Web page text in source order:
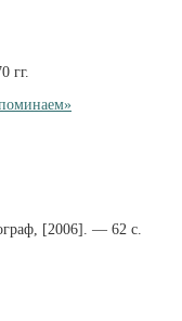
гг.
[2006]. — 62 с.